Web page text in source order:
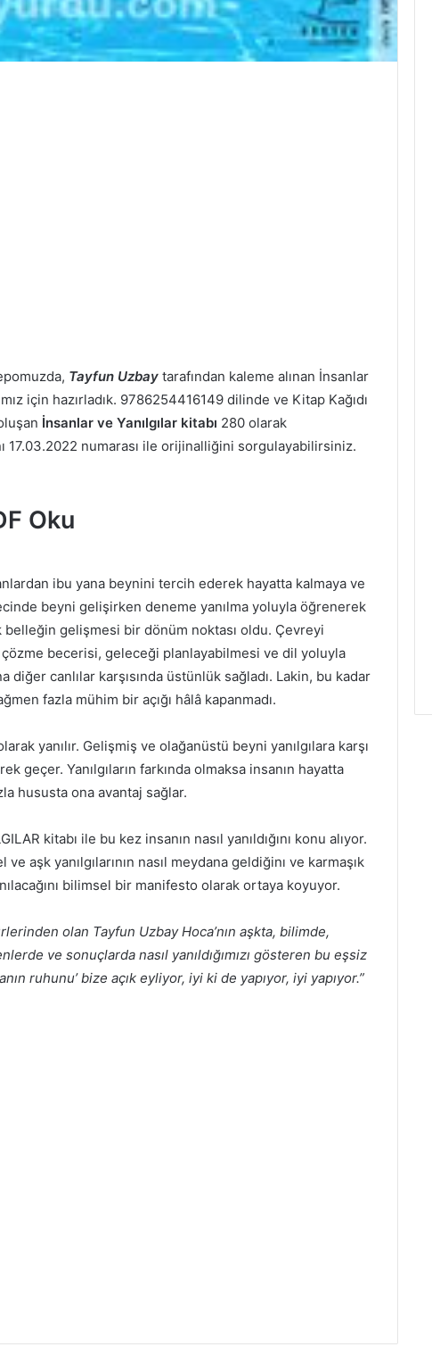
Tayfun Uzbay tarafından kaleme alınan İnsanlar
için hazırladık. 9786254416149 dilinde ve Kitap Kağıdı
İnsanlar ve Yanılgılar kitabı 280 olarak
17.03.2022 numarası ile orijinalliğini sorgulayabilirsiniz.
Oku
ibu yana beynini tercih ederek hayatta kalmaya ve
beyni gelişirken deneme yanılma yoluyla öğrenerek
gelişmesi bir dönüm noktası oldu. Çevreyi
becerisi, geleceği planlayabilmesi ve dil yoluyla
canlılar karşısında üstünlük sağladı. Lakin, bu kadar
fazla mühim bir açığı hâlâ kapanmadı.
yanılır. Gelişmiş ve olağanüstü beyni yanılgılara karşı
geçer. Yanılgıların farkında olmaksa insanın hayatta
hususta ona avantaj sağlar.
kitabı ile bu kez insanın nasıl yanıldığını konu alıyor.
aşk yanılgılarının nasıl meydana geldiğinı ve karmaşık
bilimsel bir manifesto olarak ortaya koyuyor.
olan Tayfun Uzbay Hoca’nın aşkta, bilimde,
ve sonuçlarda nasıl yanıldığımızı gösteren bu eşsiz
ruhunu’ bize açık eyliyor, iyi ki de yapıyor, iyi yapıyor.”